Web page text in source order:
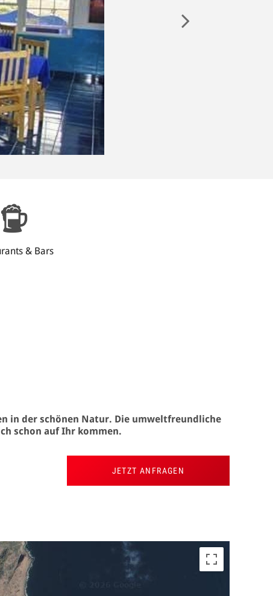
& Bars
in der schönen Natur. Die umweltfreundliche
schon auf Ihr kommen.
JETZT ANFRAGEN